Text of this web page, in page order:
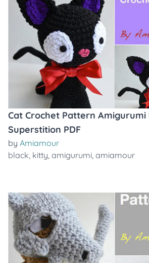
Cat Crochet Pattern Amigurumi
Superstition PDF
by Amiamour
black, kitty, amigurumi, amiamour